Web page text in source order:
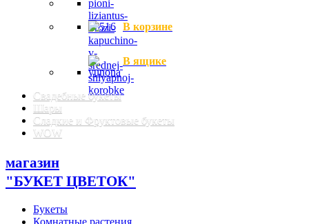
В корзине
В ящике
Свадебные букеты
Шары
Сладкие и Фруктовые букеты
WOW
магазин
"БУКЕТ ЦВЕТОК"
Букеты